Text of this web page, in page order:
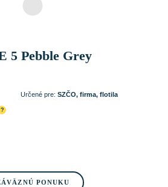
5 Pebble Grey
Určené pre: SZČO, firma, flotila
?
PONUKU